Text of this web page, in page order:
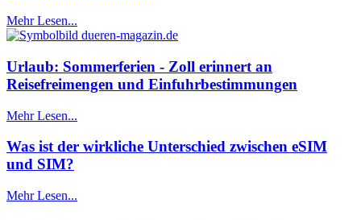
Mehr Lesen...
Urlaub: Sommerferien - Zoll erinnert an
Reisefreimengen und Einfuhrbestimmungen
Mehr Lesen...
Was ist der wirkliche Unterschied zwischen eSIM
und SIM?
Mehr Lesen...